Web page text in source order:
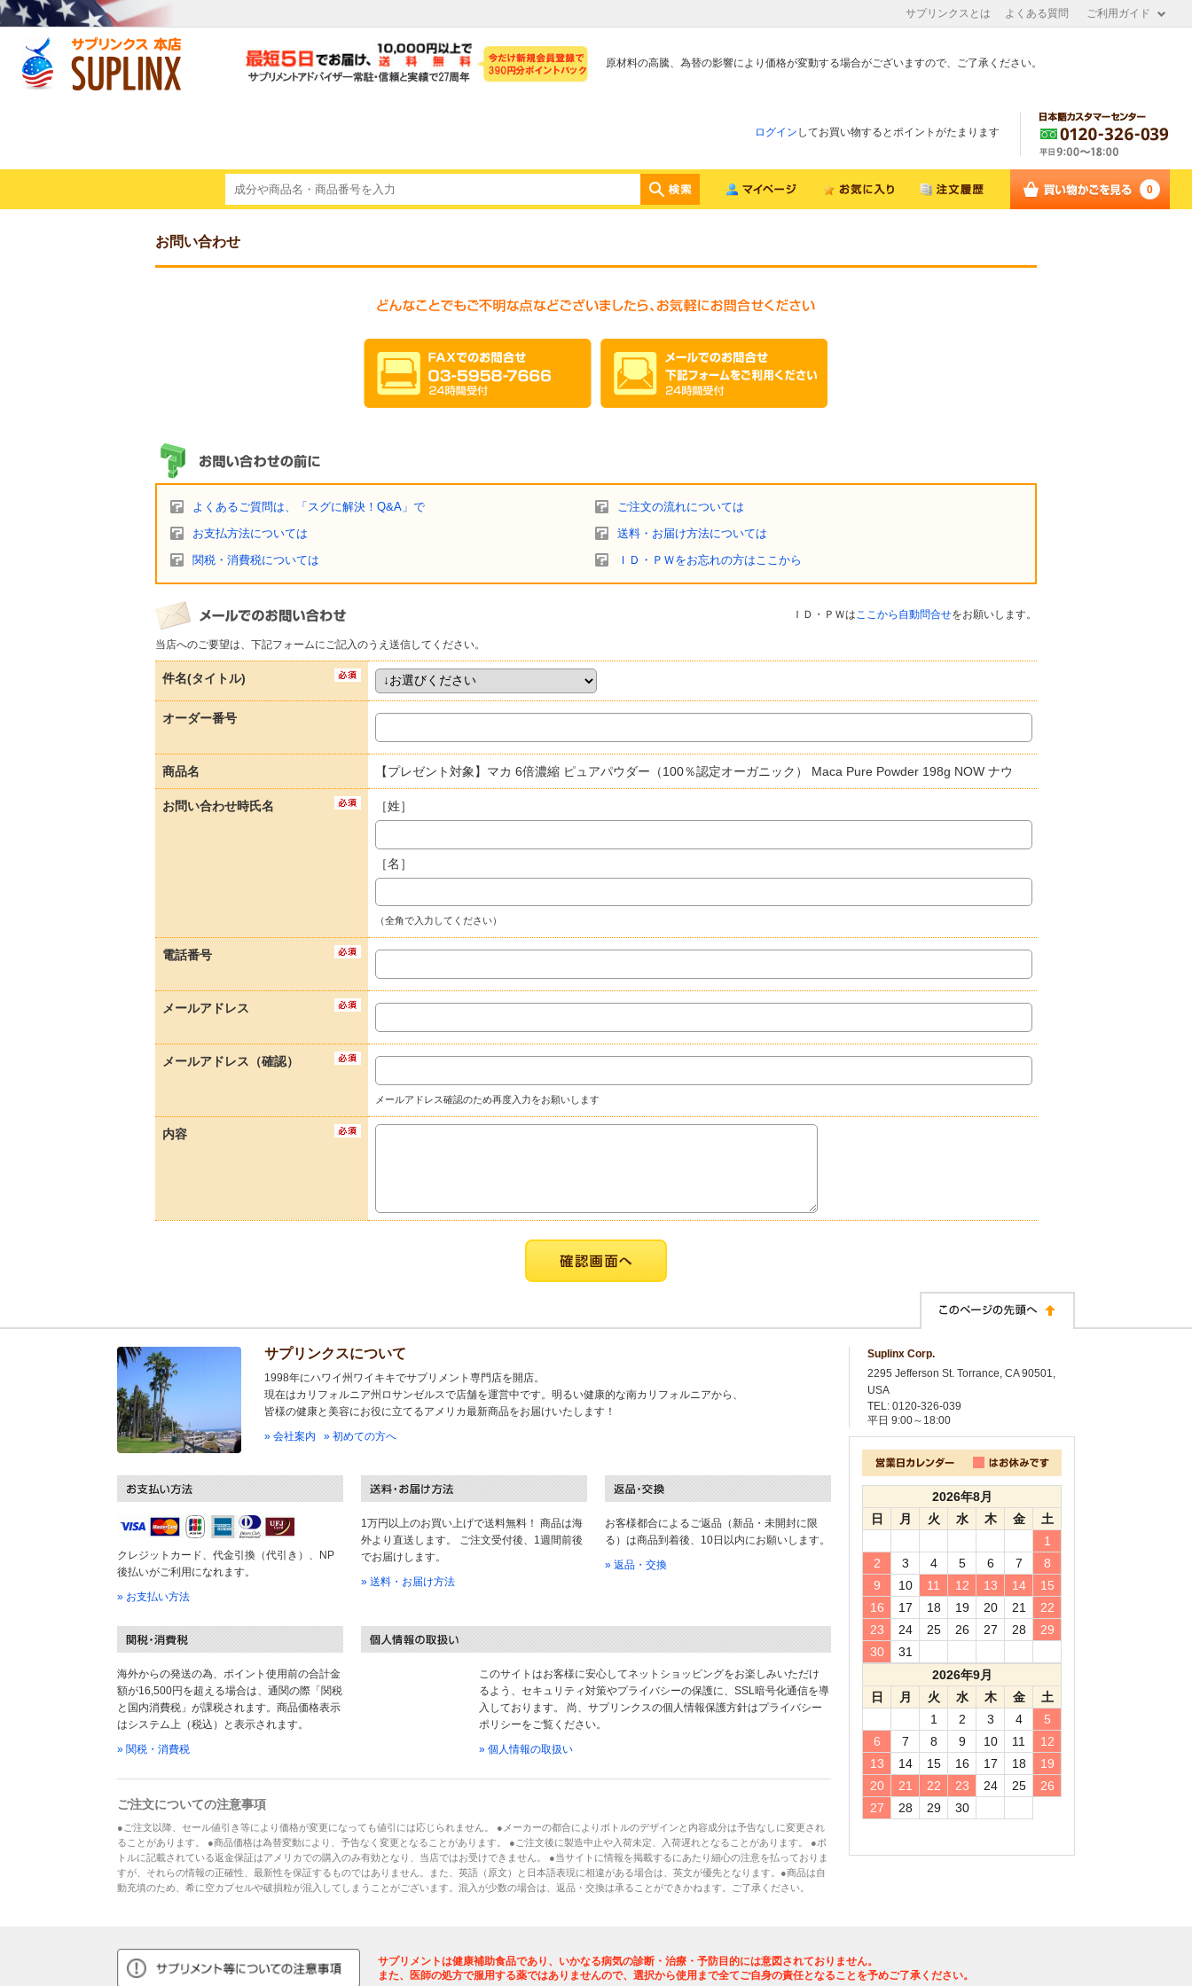
サプリンクスとは よくある質問 ご利用ガイド
原材料の高騰、為替の影響により価格が変動する場合がございますので、ご了承ください。
ログイン してお買い物するとポイントがたまります
0
お問い合わせ
よくあるご質問は、「スグに解決！Q&A」で ご注文の流れについては
お支払方法については 送料・お届け方法については
関税・消費税については ＩＤ・ＰＷをお忘れの方はここから
ＩＤ・ＰＷはここから自動問合せをお願いします。
当店へのご要望は、下記フォームにご記入のうえ送信してください。
件名(タイトル)
オーダー番号
商品名 【プレゼント対象】マカ 6倍濃縮 ピュアパウダー（100％認定オーガニック） Maca Pure Powder 198g NOW ナウ
お問い合わせ時氏名 ［姓］
［名］
（全角で入力してください）
電話番号
メールアドレス
メールアドレス（確認）
メールアドレス確認のため再度入力をお願いします
内容
サプリンクスについて
1998年にハワイ州ワイキキでサプリメント専門店を開店。
現在はカリフォルニア州ロサンゼルスで店舗を運営中です。明るい健康的な南カリフォルニアから、
皆様の健康と美容にお役に立てるアメリカ最新商品をお届けいたします！
» 会社案内
» 初めての方へ
クレジットカード、代金引換（代引き）、NP
後払いがご利用になれます。
» お支払い方法
1万円以上のお買い上げで送料無料！ 商品は海
外より直送します。 ご注文受付後、1週間前後
でお届けします。
» 送料・お届け方法
お客様都合によるご返品（新品・未開封に限
る）は商品到着後、10日以内にお願いします。
» 返品・交換
海外からの発送の為、ポイント使用前の合計金
額が16,500円を超える場合は、通関の際「関税
と国内消費税」が課税されます。商品価格表示
はシステム上（税込）と表示されます。
» 関税・消費税
このサイトはお客様に安心してネットショッピングをお楽しみいただけ
るよう、セキュリティ対策やプライバシーの保護に、SSL暗号化通信を導
入しております。 尚、サプリンクスの個人情報保護方針はプライバシー
ポリシーをご覧ください。
» 個人情報の取扱い
ご注文についての注意事項
●ご注文以降、セール値引き等により価格が変更になっても値引には応じられません。 ●メーカーの都合によりボトルのデザインと内容成分は予告なしに変更され
ることがあります。 ●商品価格は為替変動により、予告なく変更となることがあります。 ●ご注文後に製造中止や入荷未定、入荷遅れとなることがあります。 ●ボ
トルに記載されている返金保証はアメリカでの購入のみ有効となり、当店ではお受けできません。 ●当サイトに情報を掲載するにあたり細心の注意を払っておりま
すが、それらの情報の正確性、最新性を保証するものではありません。また、英語（原文）と日本語表現に相違がある場合は、英文が優先となります。●商品は自
動充填のため、希に空カプセルや破損粒が混入してしまうことがございます。混入が少数の場合は、返品・交換は承ることができかねます。ご了承ください。
Suplinx Corp.
2295 Jefferson St. Torrance, CA 90501,
USA
TEL: 0120-326-039
平日 9:00～18:00
2026年8月
日
月 火 水 木 金
土
1
2
3 4 5 6 7
8
9
10 11 12 13 14
15
16
17 18 19 20 21
22
23
24 25 26 27 28
29
30
31
2026年9月
日
月 火 水 木 金
土
1
2 3 4
5
6
7 8 9 10 11
12
13
14 15 16 17 18
19
20
21 22 23 24 25
26
27
28 29 30
サプリメントは健康補助食品であり、いかなる病気の診断・治療・予防目的には意図されておりません。
また、医師の処方で服用する薬ではありませんので、選択から使用まで全てご自身の責任となることを予めご了承ください。